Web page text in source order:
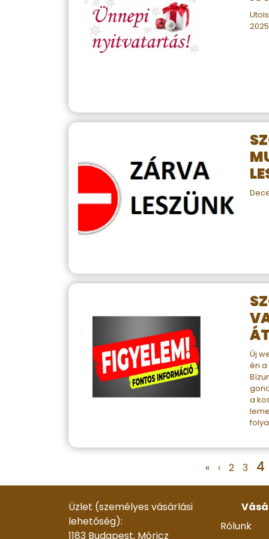
Új
én
a
« ‹ 2 3 4
Üzlet (személyes vásárlási
lehetőség):
1183 Budapest, Móricz
Rólunk